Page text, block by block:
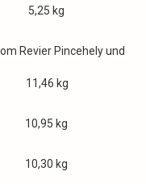
kg
Revier Pincehely und
kg
kg
kg